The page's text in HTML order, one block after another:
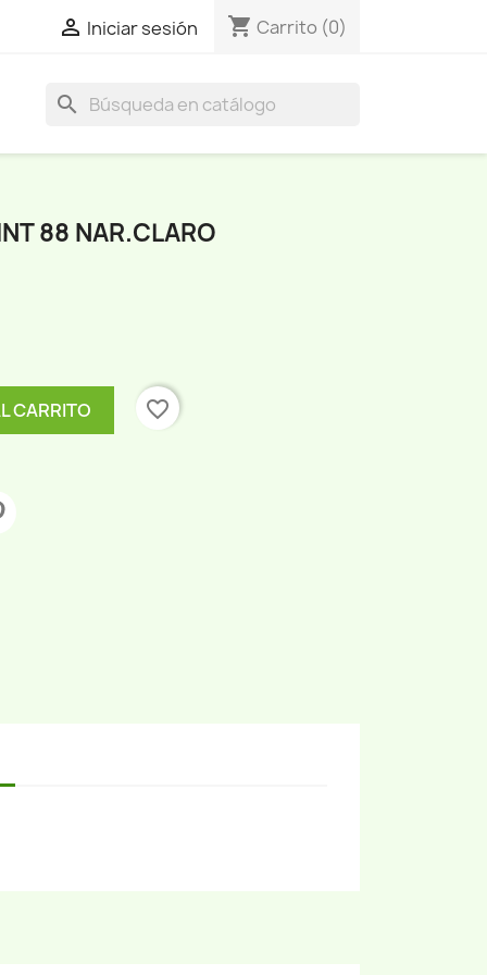
 Iniciar sesión shopping_cart Carrito (0)
search
88 NAR.CLARO
CARRITO favorite_border